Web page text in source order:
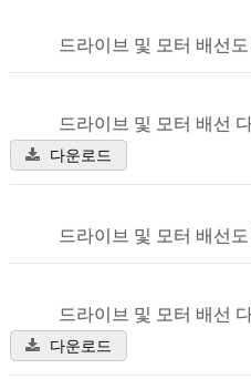
드라이브 및 모터 배선
드라이브 및 모터 배선
다운로드
드라이브 및 모터 배선
드라이브 및 모터 배선
다운로드